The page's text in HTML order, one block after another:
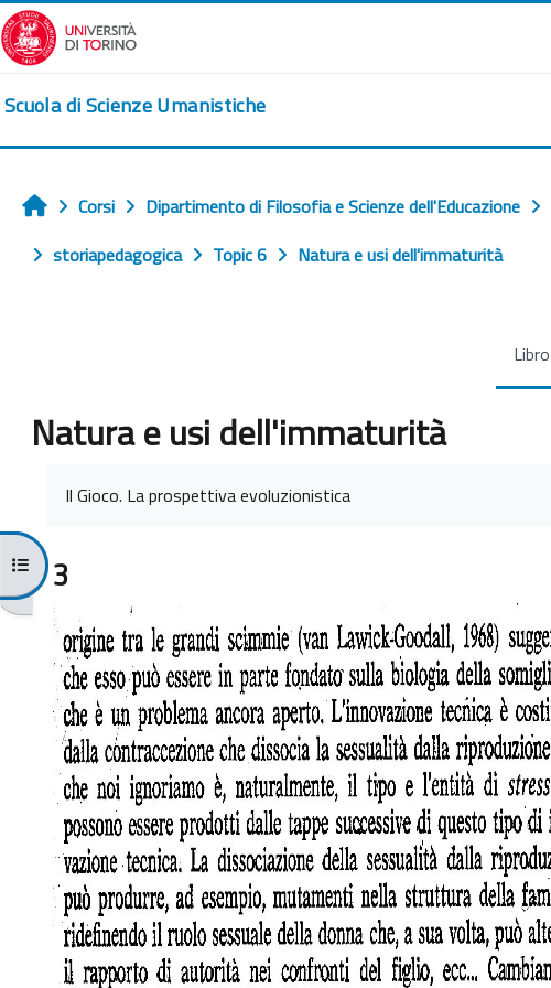
Vai al contenuto principale
Scuola di Scienze Umanistiche
Apri indice del corso
Home
Corsi Dipartimento di Filosofia e Scienze dell'Educazione
storiapedagogica
Topic 6 Natura e usi dell'immaturità
Libro
Natura e usi dell'immaturità
Il Gioco. La prospettiva evoluzionistica
3